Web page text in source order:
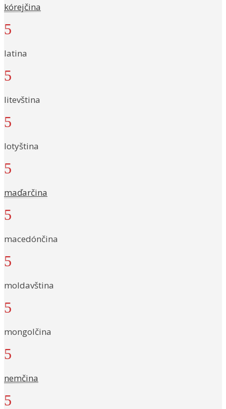
kórejčina
5
latina
5
litevština
5
lotyština
5
maďarčina
5
macedónčina
5
moldavština
5
mongolčina
5
nemčina
5